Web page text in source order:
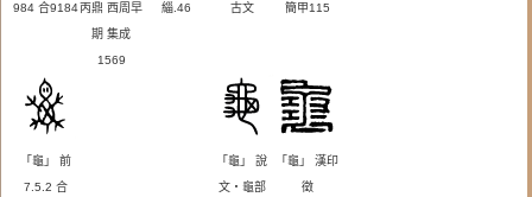
984 合9184丙鼎 西周早
期 集成
1569
緇.46
古文
簡甲115
「龜」
前
7.5.2 合
「龜」
說
文‧龜部
「龜」
漢印
徵